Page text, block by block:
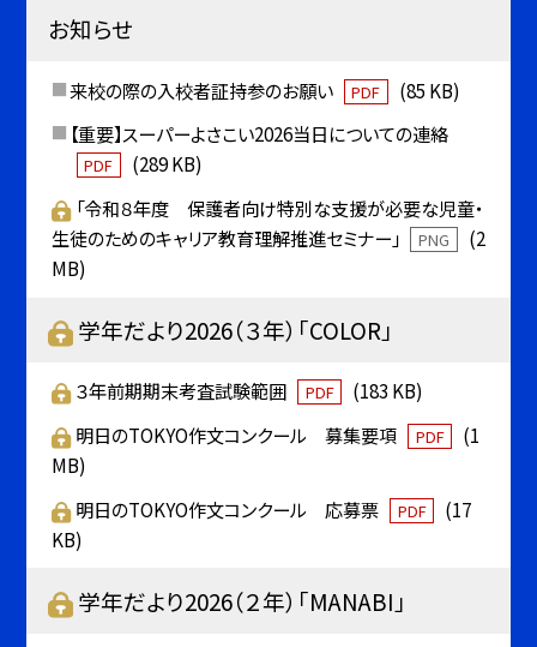
お知らせ
来校の際の入校者証持参のお願い PDF
(85 KB)
【重要】スーパーよさこい2026当日についての連絡
PDF
(289 KB)
「令和８年度 保護者向け特別な支援が必要な児童・
生徒のためのキャリア教育理解推進セミナー」
PNG
(2
MB)
学年だより2026（３年）「COLOR」
３年前期期末考査試験範囲 PDF
(183 KB)
明日のTOKYO作文コンクール 募集要項
PDF
(1
MB)
明日のTOKYO作文コンクール 応募票
PDF
(17
KB)
学年だより2026（２年）「MANABI」